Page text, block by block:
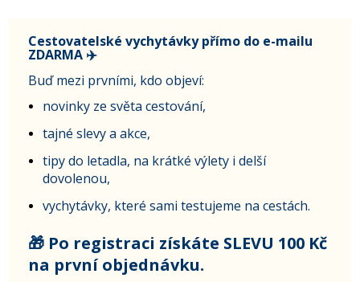
Cestovatelské vychytávky přímo do e-mailu
ZDARMA ✈️
Buď mezi prvními, kdo objeví:
novinky ze světa cestování,
tajné slevy a akce,
tipy do letadla, na krátké výlety i delší
dovolenou,
vychytávky, které sami testujeme na cestách.
🎁 Po registraci získáte SLEVU 100 Kč
na první objednávku.